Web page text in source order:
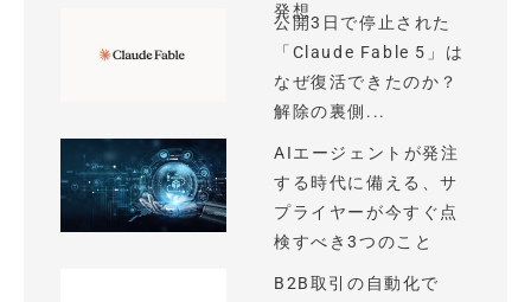
発想
公開3日で停止された
「Claude Fable 5」は
なぜ復活できたのか？
解除の裏側...
AIエージェントが発注
する時代に備える、サ
プライヤーが今すぐ点
検すべき3つのこと
B2B取引の自動化で